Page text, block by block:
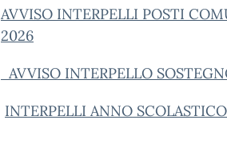
AVVISO INTERPELLI POSTI
2026
AVVISO INTERPELLO
INTERPELLI ANNO